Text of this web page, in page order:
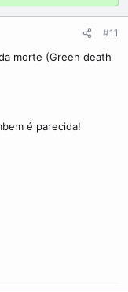
#11
morte (Green death
é parecida!